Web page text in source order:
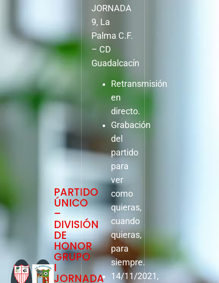
PARTIDO
ÚNICO
–
DIVISIÓN
DE
HONOR
GRUPO
I
JORNADA
JORNADA
9, La
Palma C.F.
– CD
Guadalcacín
Retransmisión
en
directo.
Grabación
del
partido
para
ver
como
quieras,
cuando
quieras,
para
siempre.
14/11/2021,